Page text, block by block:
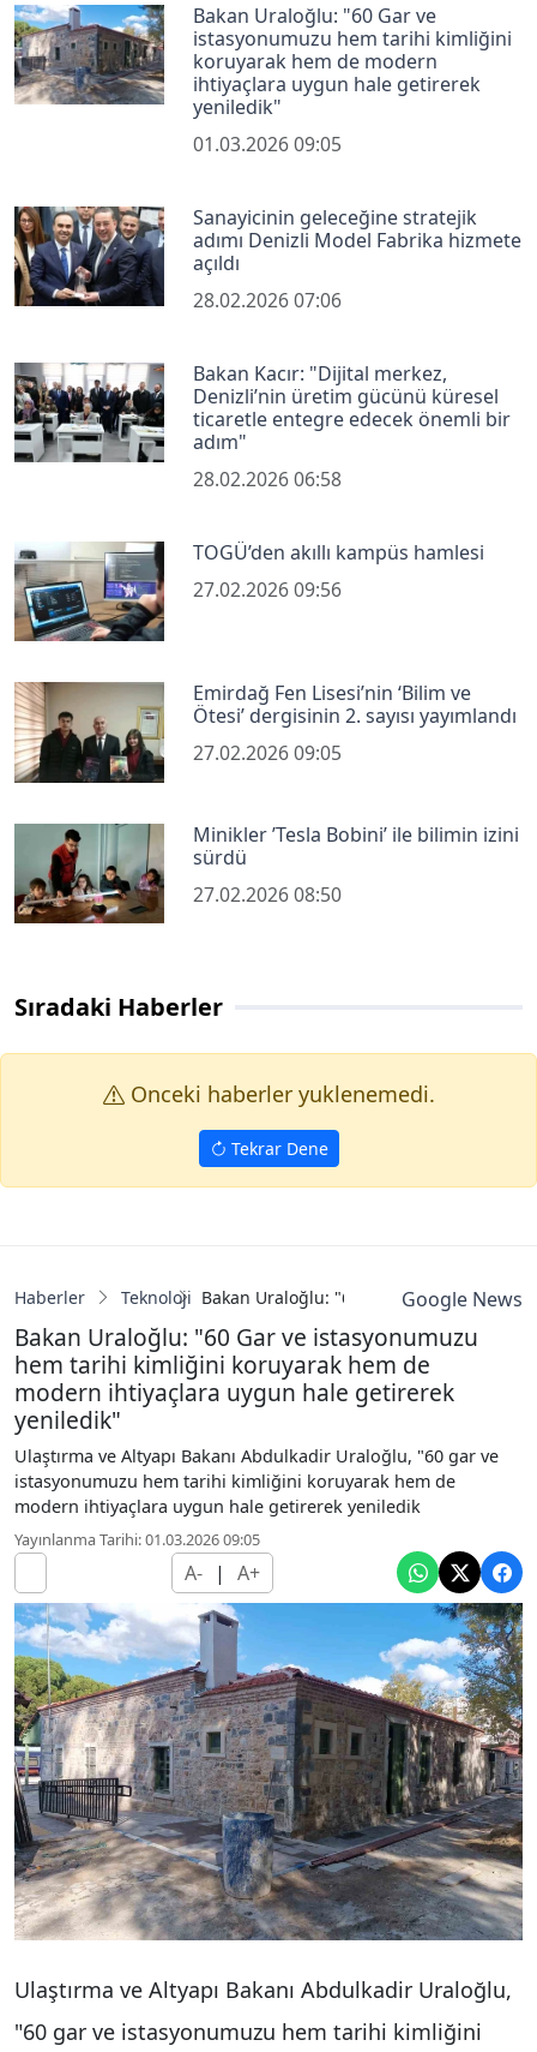
Bakan Uraloğlu: "60 Gar ve
istasyonumuzu hem tarihi kimliğini
koruyarak hem de modern
ihtiyaçlara uygun hale getirerek
yeniledik"
01.03.2026 09:05
Sanayicinin geleceğine stratejik
adımı Denizli Model Fabrika hizmete
açıldı
28.02.2026 07:06
Bakan Kacır: "Dijital merkez,
Denizli’nin üretim gücünü küresel
ticaretle entegre edecek önemli bir
adım"
28.02.2026 06:58
TOGÜ’den akıllı kampüs hamlesi
27.02.2026 09:56
Emirdağ Fen Lisesi’nin ‘Bilim ve
Ötesi’ dergisinin 2. sayısı yayımlandı
27.02.2026 09:05
Minikler ’Tesla Bobini’ ile bilimin izini
sürdü
27.02.2026 08:50
Sıradaki Haberler
Onceki haberler yuklenemedi.
Tekrar Dene
Haberler Teknoloji Bakan Uraloğlu: "60 Gar veGoogle News
Bakan Uraloğlu: "60 Gar ve istasyonumuzu
hem tarihi kimliğini koruyarak hem de
modern ihtiyaçlara uygun hale getirerek
yeniledik"
Ulaştırma ve Altyapı Bakanı Abdulkadir Uraloğlu, "60 gar ve
istasyonumuzu hem tarihi kimliğini koruyarak hem de
modern ihtiyaçlara uygun hale getirerek yeniledik
Yayınlanma Tarihi: 01.03.2026 09:05
A- | A+
Ulaştırma ve Altyapı Bakanı Abdulkadir Uraloğlu,
"60 gar ve istasyonumuzu hem tarihi kimliğini